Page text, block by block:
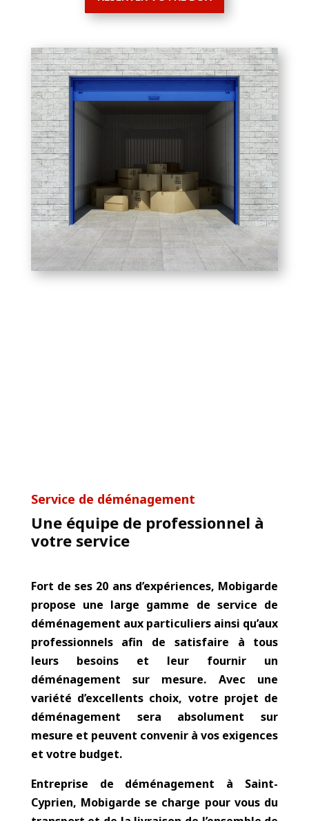
RÉSERVER VOTRE BOX
Une équipe de professionnel à
votre service
Fort de ses 20 ans d’expériences,Mobigarde
propose une large gamme de service de
déménagement aux particuliers ainsi qu’aux
professionnels afin de satisfaire à tous
leurs besoins et leur fournir un
déménagement sur mesure. Avec une
variété d’excellents choix, votre projet de
mesure et peuvent convenir à vos exigences
et votre budget.